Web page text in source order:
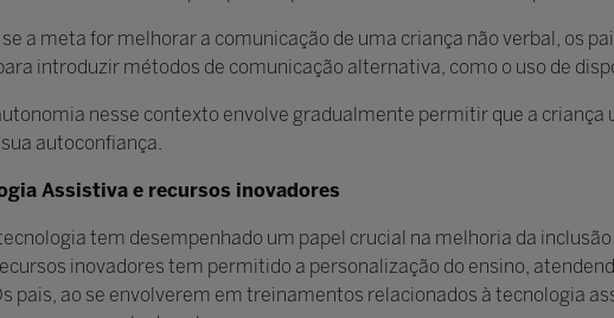
se a meta for melhorar a comunicação de uma criança não verbal, os
introduzir métodos de comunicação alternativa, como o uso de
nesse contexto envolve gradualmente permitir que a
autoconfiança.
Assistiva e recursos inovadores
tem desempenhado um papel crucial na melhoria da
inovadores tem permitido a personalização do ensino,
pais, ao se envolverem em treinamentos relacionados à tecnologia